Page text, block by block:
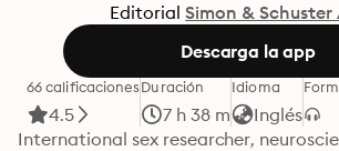
Editorial Simon & Schuster
Descarga la app
66 calificaciones
4.5
Duración
7 h 38 m
Idioma
Inglés
International sex researcher,